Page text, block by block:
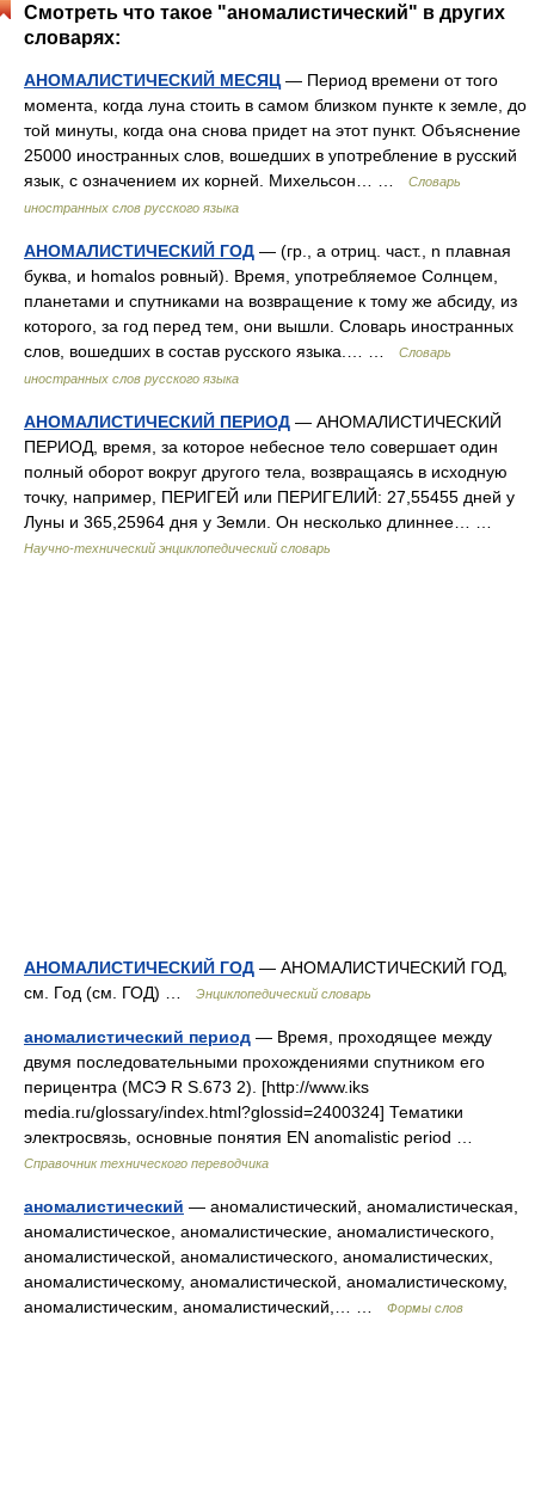
Смотреть что такое "аномалистический" в других
словарях:
АНОМАЛИСТИЧЕСКИЙ МЕСЯЦ — Период времени от того
момента, когда луна стоить в самом близком пункте к земле, до
той минуты, когда она снова придет на этот пункт. Объяснение
25000 иностранных слов, вошедших в употребление в русский
язык, с означением их корней. Михельсон… …
Словарь
иностранных слов русского языка
АНОМАЛИСТИЧЕСКИЙ ГОД — (гр., a отриц. част., n плавная
буква, и homalos ровный). Время, употребляемое Солнцем,
планетами и спутниками на возвращение к тому же абсиду, из
которого, за год перед тем, они вышли. Словарь иностранных
слов, вошедших в состав русского языка.… …
Словарь
иностранных слов русского языка
АНОМАЛИСТИЧЕСКИЙ ПЕРИОД — АНОМАЛИСТИЧЕСКИЙ
ПЕРИОД, время, за которое небесное тело совершает один
полный оборот вокруг другого тела, возвращаясь в исходную
точку, например, ПЕРИГЕЙ или ПЕРИГЕЛИЙ: 27,55455 дней у
Луны и 365,25964 дня у Земли. Он несколько длиннее… …
Научно-технический энциклопедический словарь
АНОМАЛИСТИЧЕСКИЙ ГОД — АНОМАЛИСТИЧЕСКИЙ ГОД,
см. Год (см. ГОД) …
Энциклопедический словарь
аномалистический период — Время, проходящее между
двумя последовательными прохождениями спутником его
перицентра (МСЭ R S.673 2). [http://www.iks
media.ru/glossary/index.html?glossid=2400324] Тематики
электросвязь, основные понятия EN anomalistic period …
Справочник технического переводчика
аномалистический — аномалистический, аномалистическая,
аномалистическое, аномалистические, аномалистического,
аномалистической, аномалистического, аномалистических,
аномалистическому, аномалистической, аномалистическому,
аномалистическим, аномалистический,… …
Формы слов